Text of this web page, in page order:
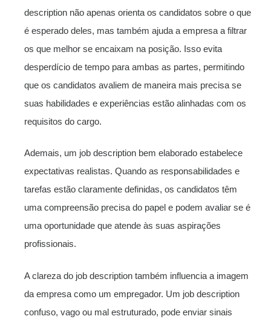
description não apenas orienta os candidatos sobre o que
é esperado deles, mas também ajuda a empresa a filtrar
os que melhor se encaixam na posição. Isso evita
desperdício de tempo para ambas as partes, permitindo
que os candidatos avaliem de maneira mais precisa se
suas habilidades e experiências estão alinhadas com os
requisitos do cargo.
Ademais, um job description bem elaborado estabelece
expectativas realistas. Quando as responsabilidades e
tarefas estão claramente definidas, os candidatos têm
uma compreensão precisa do papel e podem avaliar se é
uma oportunidade que atende às suas aspirações
profissionais.
A clareza do job description também influencia a imagem
da empresa como um empregador. Um job description
confuso, vago ou mal estruturado, pode enviar sinais